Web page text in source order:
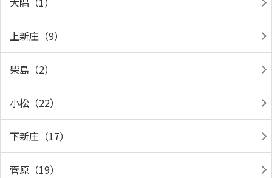
上新庄（9）
柴島（2）
小松（22）
下新庄（17）
菅原（19）